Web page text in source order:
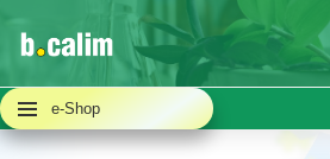
e-Shop